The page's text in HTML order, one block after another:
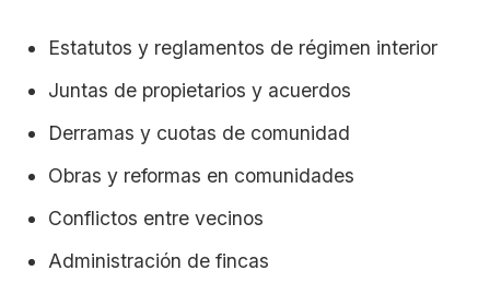
Estatutos y reglamentos de régimen interior
Juntas de propietarios y acuerdos
Derramas y cuotas de comunidad
Obras y reformas en comunidades
Conflictos entre vecinos
Administración de fincas